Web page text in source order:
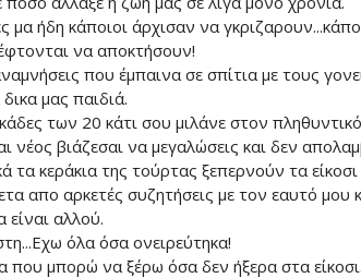
μα ήδη κάποιοι άρχισαν να
να αποκτήσουν!
που έμπαινα σε σπίτια με τους
μας παιδιά.
των 20 κάτι σου μιλάνε στον
νέος βιάζεσαι να μεγαλώσεις και δεν
τα κεράκια της τούρτας ξεπερνούν τα
απο αρκετές συζητήσεις με τον εαυτό μου
είναι αλλού.
όλα όσα ονειρεύτηκα!
που μπορώ να ξέρω όσα δεν ήξερα στα είκοσι.